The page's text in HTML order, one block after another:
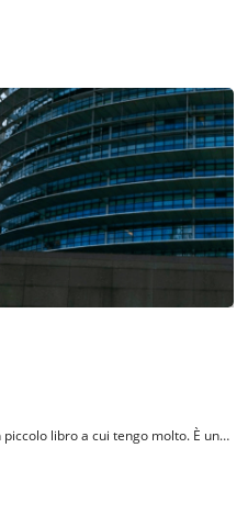
libro a cui tengo molto. È un…